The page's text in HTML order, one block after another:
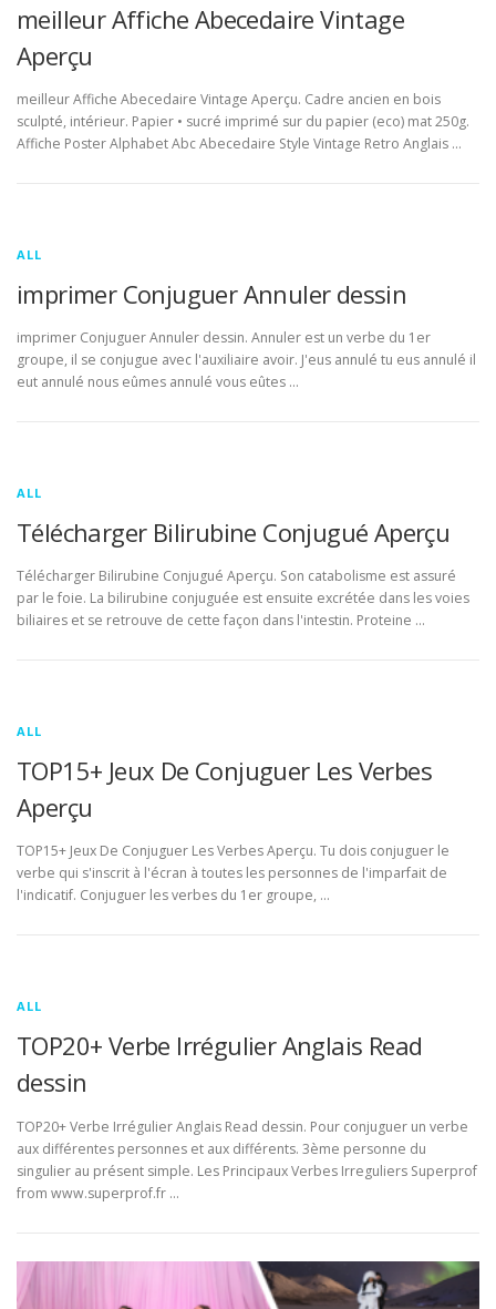
meilleur Affiche Abecedaire Vintage
Aperçu
meilleur Affiche Abecedaire Vintage Aperçu. Cadre ancien en bois
sculpté, intérieur. Papier • sucré imprimé sur du papier (eco) mat 250g.
Affiche Poster Alphabet Abc Abecedaire Style Vintage Retro Anglais …
ALL
imprimer Conjuguer Annuler dessin
imprimer Conjuguer Annuler dessin. Annuler est un verbe du 1er
groupe, il se conjugue avec l'auxiliaire avoir. J'eus annulé tu eus annulé il
eut annulé nous eûmes annulé vous eûtes …
ALL
Télécharger Bilirubine Conjugué Aperçu
Télécharger Bilirubine Conjugué Aperçu. Son catabolisme est assuré
par le foie. La bilirubine conjuguée est ensuite excrétée dans les voies
biliaires et se retrouve de cette façon dans l'intestin. Proteine …
ALL
TOP15+ Jeux De Conjuguer Les Verbes
Aperçu
TOP15+ Jeux De Conjuguer Les Verbes Aperçu. Tu dois conjuguer le
verbe qui s'inscrit à l'écran à toutes les personnes de l'imparfait de
l'indicatif. Conjuguer les verbes du 1er groupe, …
ALL
TOP20+ Verbe Irrégulier Anglais Read
dessin
TOP20+ Verbe Irrégulier Anglais Read dessin. Pour conjuguer un verbe
aux différentes personnes et aux différents. 3ème personne du
singulier au présent simple. Les Principaux Verbes Irreguliers Superprof
from www.superprof.fr …